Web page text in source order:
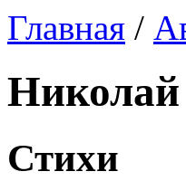
Главная /
Стихи